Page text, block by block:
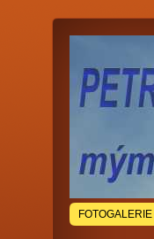
FOTOGALERIE